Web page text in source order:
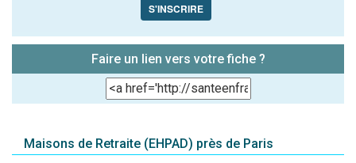
S'INSCRIRE
Faire un lien vers votre fiche ?
Maisons de Retraite (EHPAD) près de Paris